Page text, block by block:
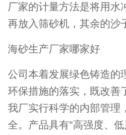
厂家的计量方法是将用水
再放入筛砂机，其余的沙
海砂生产厂家哪家好
公司本着发展绿色铸造的
环保措施的落实，既改善
我厂实行科学的内部管理
全。产品具有“高强度、